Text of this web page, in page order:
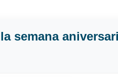
semana